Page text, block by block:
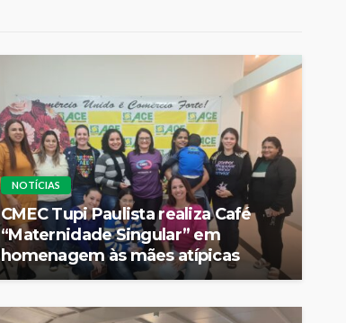
NOTÍCIAS
CMEC Tupi Paulista realiza Café
“Maternidade Singular” em
homenagem às mães atípicas